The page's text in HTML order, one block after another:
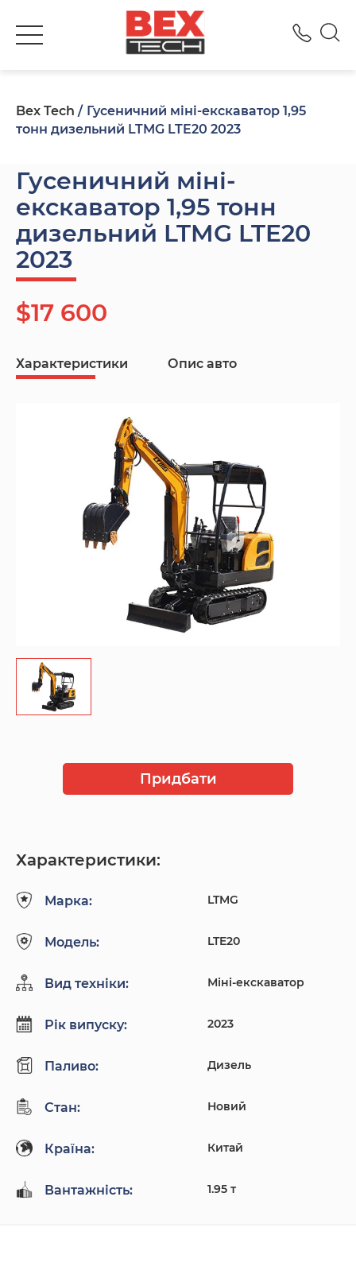
Bex Tech
Гусеничний міні-екскаватор 1,95
тонн дизельний LTMG LTE20 2023
Гусеничний міні-
екскаватор 1,95 тонн
дизельний LTMG LTE20
2023
$17 600
Характеристики Опис авто
Придбати
Характеристики:
Марка: LTMG
Модель: LTE20
Вид техніки: Міні-екскаватор
Рік випуску: 2023
Паливо: Дизель
Стан: Новий
Країна: Китай
Вантажність: 1.95 т